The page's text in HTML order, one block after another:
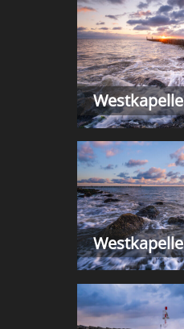
Westkapelle
Westkapelle